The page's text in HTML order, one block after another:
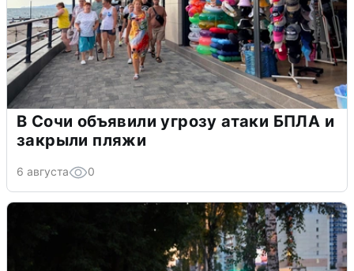
В Сочи объявили угрозу атаки БПЛА и
закрыли пляжи
6 августа 0